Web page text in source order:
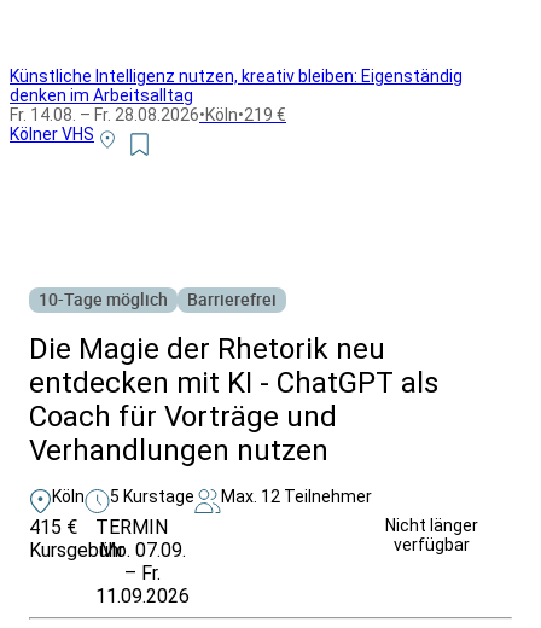
Künstliche Intelligenz nutzen, kreativ bleiben: Eigenständig
denken im Arbeitsalltag
Fr. 14.08. – Fr. 28.08.2026•Köln•219 €
Kölner VHS
10-Tage möglich Barrierefrei
Die Magie der Rhetorik neu
entdecken mit KI - ChatGPT als
Coach für Vorträge und
Verhandlungen nutzen
Köln 5 Kurstage Max. 12 Teilnehmer
415 €
Kursgebühr
TERMIN
Mo. 07.09.
– Fr.
11.09.2026
Nicht länger
verfügbar